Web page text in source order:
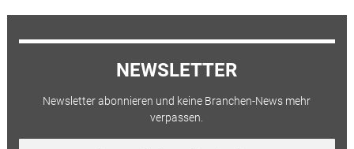
NEWSLETTER
Newsletter abonnieren und keine Branchen-News mehr
verpassen.